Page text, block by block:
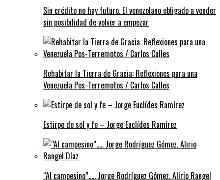
Sin crédito no hay futuro. El venezolano obligado a vender
sin posibilidad de volver a empezar
Rehabitar la Tierra de Gracia: Reflexiones para una
Venezuela Pos-Terremotos / Carlos Calles
Estirpe de sol y fe – Jorge Euclídes Ramírez
“Al campesino”….. Jorge Rodríguez Gómez. Alirio Rangel